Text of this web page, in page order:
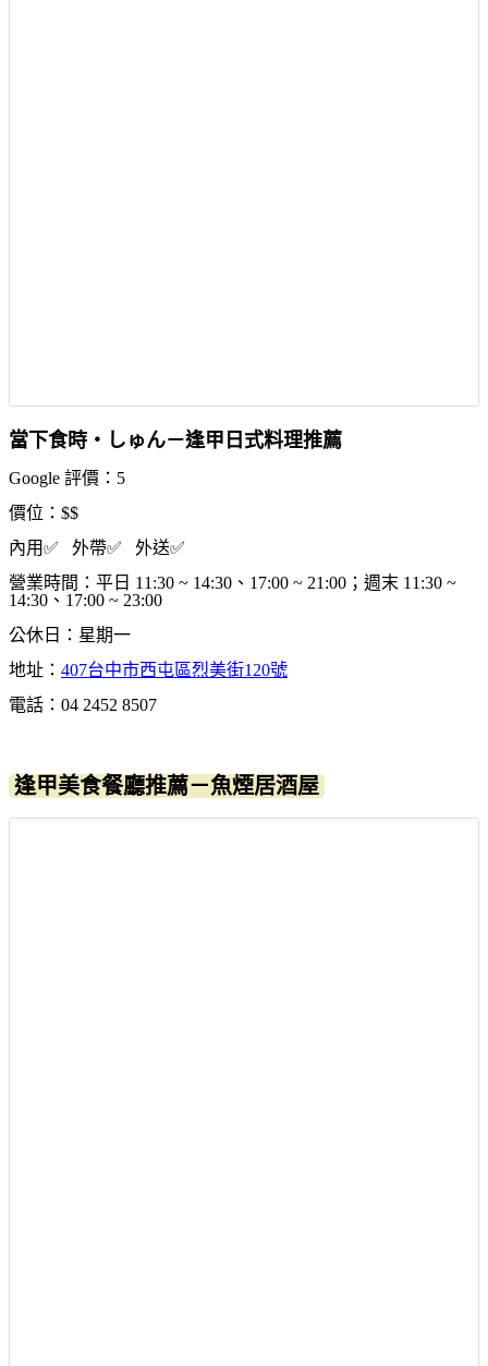
當下食時‧しゅん－逢甲日式料理推薦
Google 評價：5
價位：$$
內用✅ 外帶✅ 外送✅
營業時間：平日 11:30 ~ 14:30、17:00 ~ 21:00；週末 11:30 ~
14:30、17:00 ~ 23:00
公休日：星期一
地址： 407台中市西屯區烈美街120號
電話：04 2452 8507
逢甲美食餐廳推薦－魚煙居酒屋